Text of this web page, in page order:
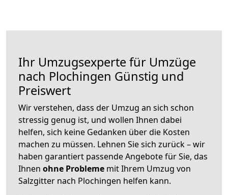
Ihr Umzugsexperte für Umzüge
nach Plochingen Günstig und
Preiswert
Wir verstehen, dass der Umzug an sich schon
stressig genug ist, und wollen Ihnen dabei
helfen, sich keine Gedanken über die Kosten
machen zu müssen. Lehnen Sie sich zurück – wir
haben garantiert passende Angebote für Sie, das
Ihnen ohne Probleme mit Ihrem Umzug von
Salzgitter nach Plochingen helfen kann.